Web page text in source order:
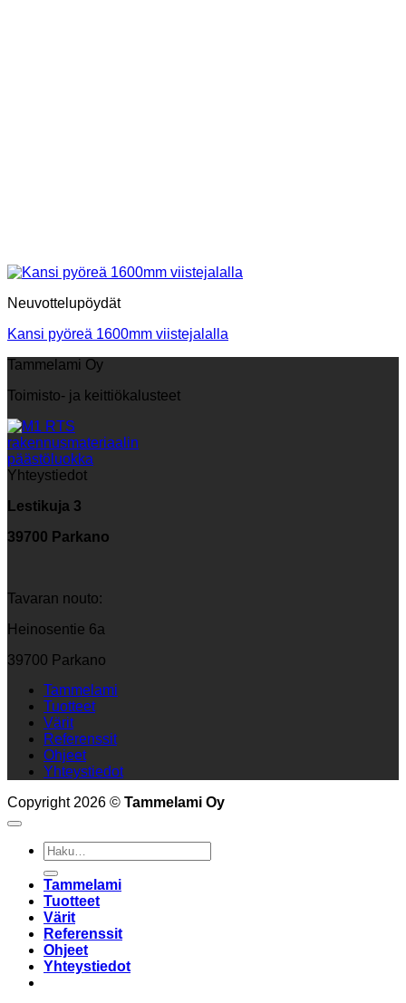
Neuvottelupöydät
Kansi pyöreä 1600mm viistejalalla
Tammelami Oy
Toimisto- ja keittiökalusteet
Yhteystiedot
Lestikuja 3
39700 Parkano
Tavaran nouto:
Heinosentie 6a
39700 Parkano
Tammelami
Tuotteet
Värit
Referenssit
Ohjeet
Yhteystiedot
Copyright 2026 © Tammelami Oy
Etsi:
Tammelami
Tuotteet
Värit
Referenssit
Ohjeet
Yhteystiedot